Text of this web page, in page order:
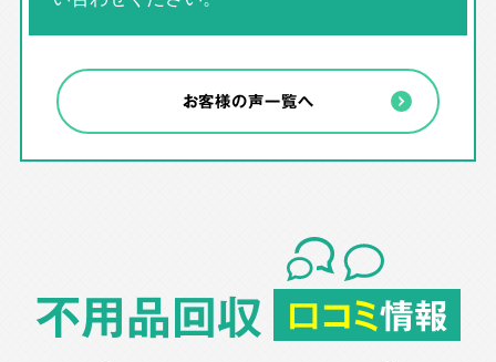
お客様の声一覧へ
不用品回収 口コミ情報